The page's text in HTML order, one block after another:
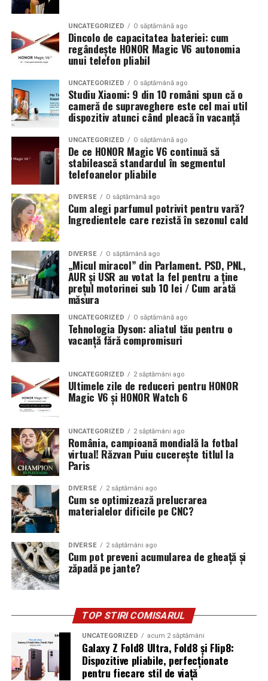
UNCATEGORIZED O săptămână ago
Dincolo de capacitatea bateriei: cum
regândește HONOR Magic V6 autonomia
unui telefon pliabil
UNCATEGORIZED O săptămână ago
Studiu Xiaomi: 9 din 10 români spun că o
cameră de supraveghere este cel mai util
dispozitiv atunci când pleacă în vacanță
UNCATEGORIZED O săptămână ago
De ce HONOR Magic V6 continuă să
stabilească standardul în segmentul
telefoanelor pliabile
DIVERSE O săptămână ago
Cum alegi parfumul potrivit pentru vară?
Ingredientele care rezistă în sezonul cald
DIVERSE O săptămână ago
„Micul miracol” din Parlament. PSD, PNL,
AUR și USR au votat la fel pentru a ține
prețul motorinei sub 10 lei / Cum arată
măsura
UNCATEGORIZED O săptămână ago
Tehnologia Dyson: aliatul tău pentru o
vacanță fără compromisuri
UNCATEGORIZED 2 săptămâni ago
Ultimele zile de reduceri pentru HONOR
Magic V6 și HONOR Watch 6
UNCATEGORIZED 2 săptămâni ago
România, campioană mondială la fotbal
virtual! Răzvan Puiu cucerește titlul la
Paris
DIVERSE 2 săptămâni ago
Cum se optimizează prelucrarea
materialelor dificile pe CNC?
DIVERSE 2 săptămâni ago
Cum pot preveni acumularea de gheață și
zăpadă pe jante?
TOP STIRI COMISARUL
UNCATEGORIZED acum 2 săptămâni
Galaxy Z Fold8 Ultra, Fold8 și Flip8:
Dispozitive pliabile, perfecționate
pentru fiecare stil de viață